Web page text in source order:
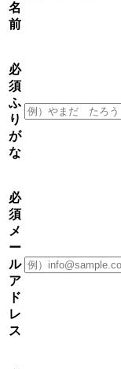
名
前
必
須
ふ
り
が
な
必
須
メ
ー
ル
ア
ド
レ
ス